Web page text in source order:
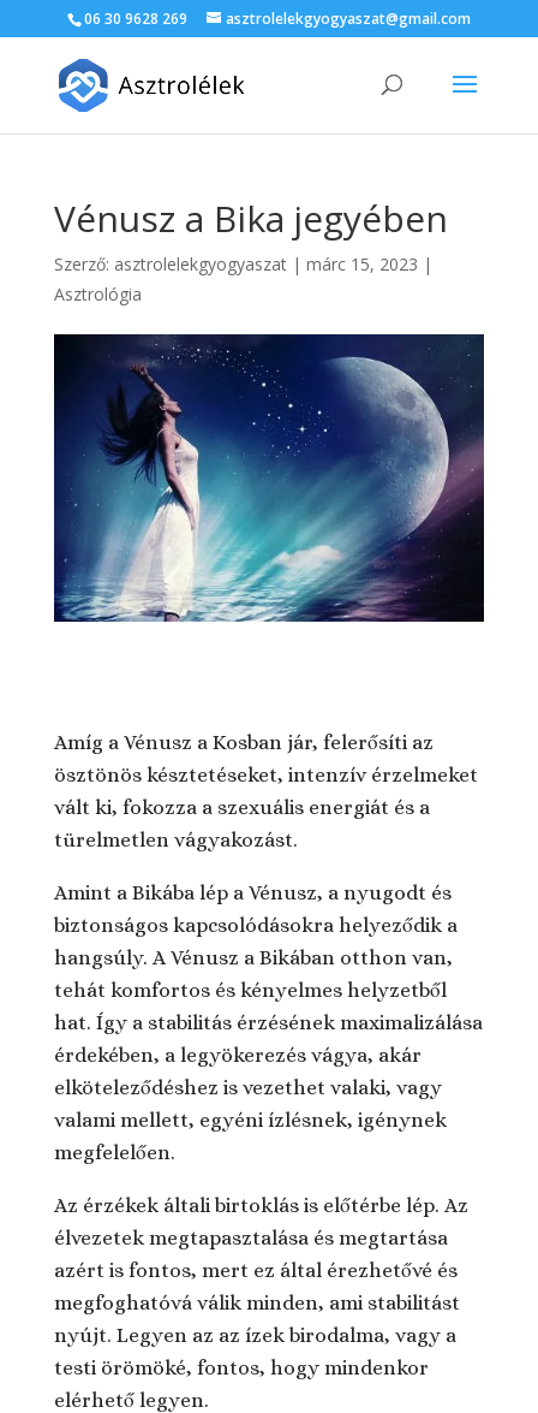
06 30 9628 269 asztrolelekgyogyaszat@gmail.com
Vénusz a Bika jegyében
Szerző: asztrolelekgyogyaszat| márc 15, 2023 |
Asztrológia
Amíg a Vénusz a Kosban jár, felerősíti az
ösztönös késztetéseket, intenzív érzelmeket
vált ki, fokozza a szexuális energiát és a
türelmetlen vágyakozást.
Amint a Bikába lép a Vénusz, a nyugodt és
biztonságos kapcsolódásokra helyeződik a
hangsúly. A Vénusz a Bikában otthon van,
tehát komfortos és kényelmes helyzetből
hat. Így a stabilitás érzésének maximalizálása
érdekében, a legyökerezés vágya, akár
elköteleződéshez is vezethet valaki, vagy
valami mellett, egyéni ízlésnek, igénynek
megfelelően.
Az érzékek általi birtoklás is előtérbe lép. Az
élvezetek megtapasztalása és megtartása
azért is fontos, mert ez által érezhetővé és
megfoghatóvá válik minden, ami stabilitást
nyújt. Legyen az az ízek birodalma, vagy a
testi örömöké, fontos, hogy mindenkor
elérhető legyen.